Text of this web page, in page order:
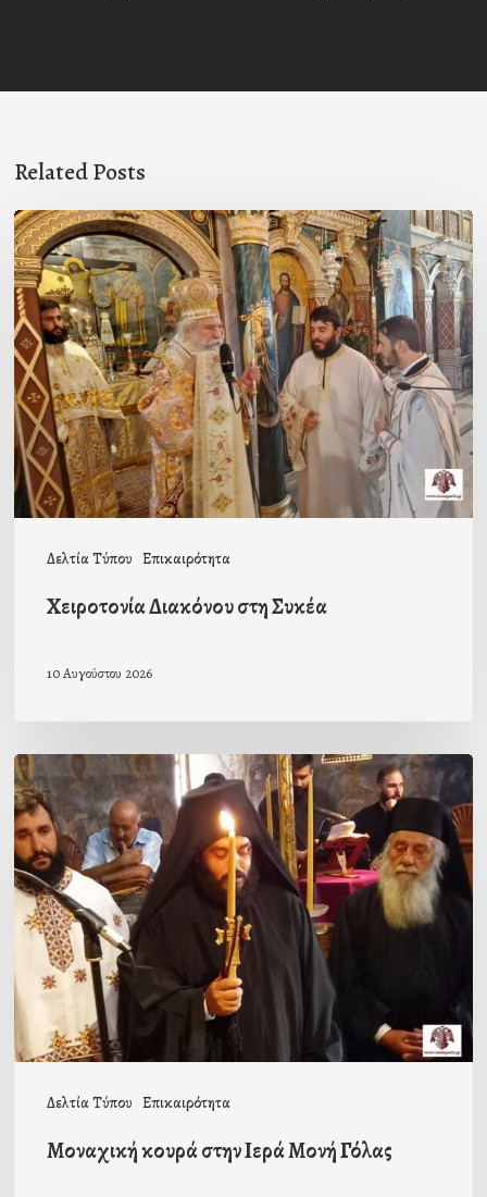
Related Posts
Δελτία Τύπου Επικαιρότητα
Χειροτονία
Διακόνου
στη
Συκέα
Χειροτονία Διακόνου στη Συκέα
10 Αυγούστου 2026
Δελτία Τύπου Επικαιρότητα
Μοναχική
κουρά
στην
Ιερά
Μονή
Γόλας
Μοναχική κουρά στην Ιερά Μονή Γόλας